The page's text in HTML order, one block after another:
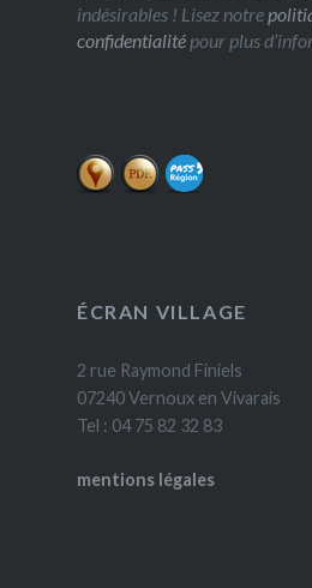
indésirables ! Lisez notre
confidentialitépour plus
ÉCRAN VILLAGE
2 rue Raymond Finiels
07240 Vernoux en Vivarais
Tel : 04 75 82 32 83
mentions légales